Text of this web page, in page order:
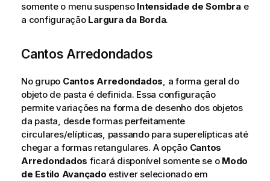
somente o menu suspenso Intensidade de Sombrae
a configuração Largura da Borda.
Cantos Arredondados
No grupo Cantos Arredondados, a forma geral do
objeto de pasta é definida. Essa configuração
permite variações na forma de desenho dos objetos
da pasta, desde formas perfeitamente
circulares/elípticas, passando para superelípticas até
chegar a formas retangulares. A opção Cantos
Arredondados ficará disponível somente se o Modo
de Estilo Avançado estiver selecionado em